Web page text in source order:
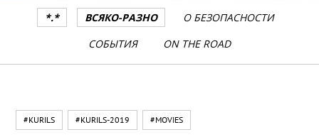
*.* ВСЯКО-РАЗНО
О БЕЗОПАСНОСТИ
СОБЫТИЯ
ON THE ROAD
#KURILS #KURILS-2019 #MOVIES